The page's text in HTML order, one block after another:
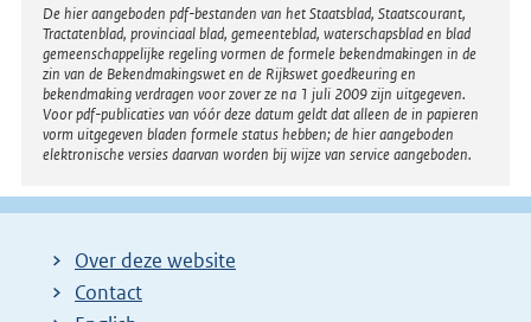
Disclaimer
De hier aangeboden pdf-bestanden van het Staatsblad, Staatscourant,
Tractatenblad, provinciaal blad, gemeenteblad, waterschapsblad en blad
gemeenschappelijke regeling vormen de formele bekendmakingen in de
zin van de Bekendmakingswet en de Rijkswet goedkeuring en
bekendmaking verdragen voor zover ze na 1 juli 2009 zijn uitgegeven.
Voor pdf-publicaties van vóór deze datum geldt dat alleen de in papieren
vorm uitgegeven bladen formele status hebben; de hier aangeboden
elektronische versies daarvan worden bij wijze van service aangeboden.
Over deze website
Contact